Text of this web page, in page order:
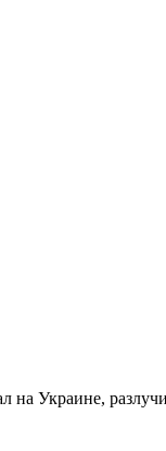
на Украине,